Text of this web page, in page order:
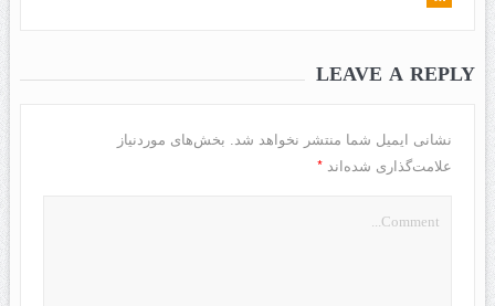
LEAVE A REPLY
نشانی ایمیل شما منتشر نخواهد شد. بخش‌های موردنیاز
علامت‌گذاری شده‌اند *